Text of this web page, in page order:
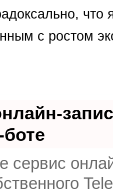
с ростом
сервис